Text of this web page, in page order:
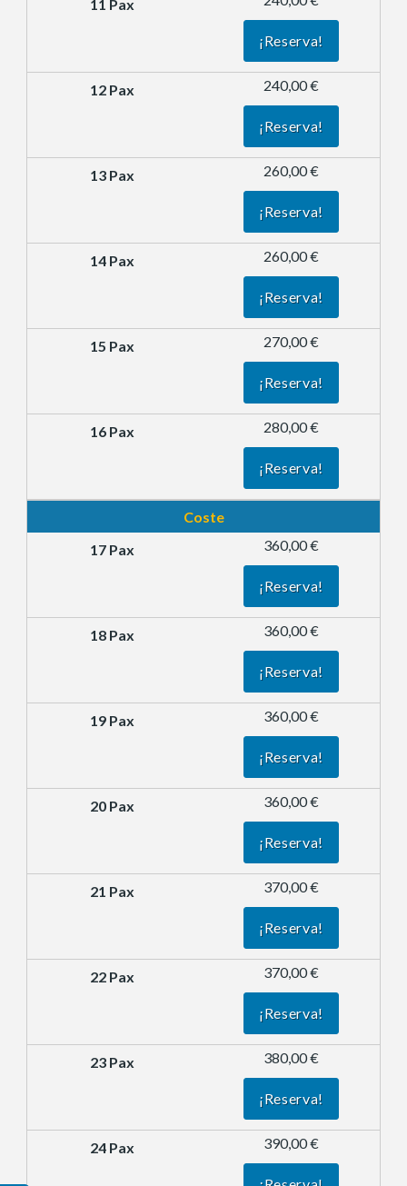
¡Reserva!
240,00 €
¡Reserva!
260,00 €
¡Reserva!
260,00 €
¡Reserva!
270,00 €
¡Reserva!
280,00 €
¡Reserva!
Coste
360,00 €
¡Reserva!
360,00 €
¡Reserva!
360,00 €
¡Reserva!
360,00 €
¡Reserva!
370,00 €
¡Reserva!
370,00 €
¡Reserva!
380,00 €
¡Reserva!
390,00 €